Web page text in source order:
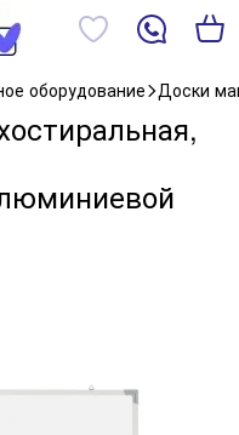
оборудование Доски